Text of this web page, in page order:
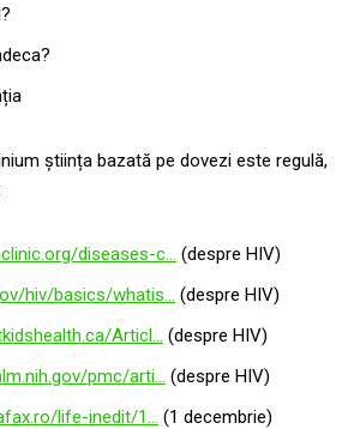
știința bazată pe dovezi este regulă,
diseases-c… (despre HIV)
hiv/basics/whatis… (despre HIV)
Articl… (despre HIV)
pmc/arti… (despre HIV)
life-inedit/1… (1 decembrie)